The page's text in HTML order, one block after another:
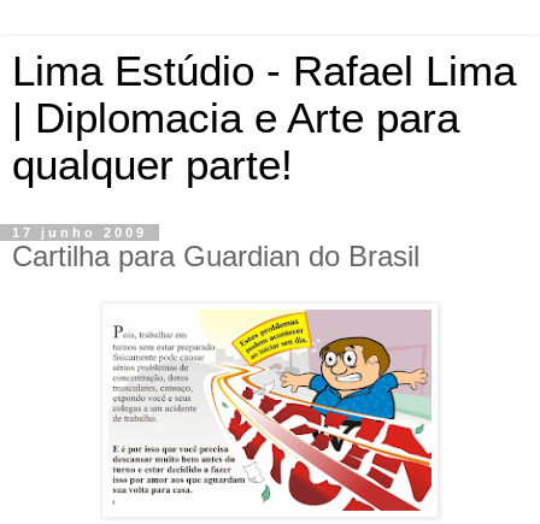
Lima Estúdio - Rafael Lima
| Diplomacia e Arte para
qualquer parte!
17 junho 2009
Cartilha para Guardian do Brasil